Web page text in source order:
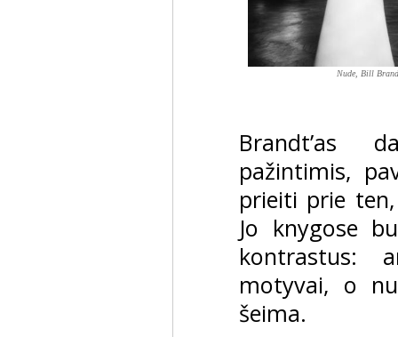
Nude, Bill
Brandt’as
pažintimis,
prieiti prie
Jo knygose
kontrastus:
motyvai, o
šeima.